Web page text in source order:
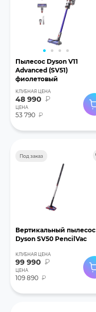
Пылесос Dyson V11
Advanced (SV51)
фиолетовый
КЛУБНАЯ ЦЕНА
48 990 ₽
ЦЕНА
53 790 ₽
Под заказ
Вертикальный пылесос
Dyson SV50 PencilVac
КЛУБНАЯ ЦЕНА
99 990 ₽
ЦЕНА
109 890 ₽